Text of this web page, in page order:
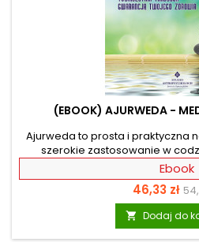
(EBOOK) AJURWEDA -
Ajurweda to prosta i praktyczna
szerokie zastosowanie w
człowieka. Obejmuje
oczyszczanie organizmu,
regulację emocji, relaks i
w relacjach z otoczeniem.
odpowiednich ziół, właściwy
oraz zastosowanie optymalnej
Ebook
Cena
46,33 zł
 Dodaj do